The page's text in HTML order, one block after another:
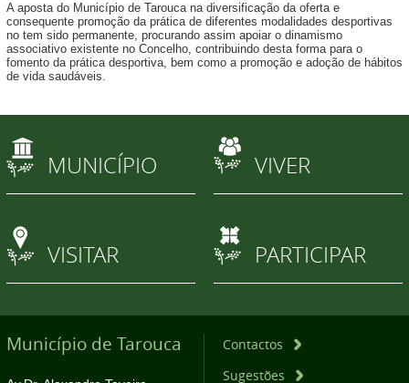
A aposta do Município de Tarouca na diversificação da oferta e
consequente promoção da prática de diferentes modalidades desportivas
no tem sido permanente, procurando assim apoiar o dinamismo
associativo existente no Concelho, contribuindo desta forma para o
fomento da prática desportiva, bem como a promoção e adoção de hábitos
de vida saudáveis.
MUNICÍPIO VIVER
VISITAR PARTICIPAR
Município de Tarouca
Contactos
Sugestões